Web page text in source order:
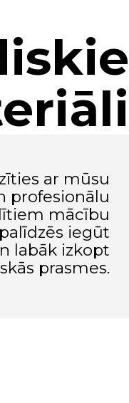
ar mūsu
profesionālu
mācību
iegūt
labāk izkopt
prasmes.